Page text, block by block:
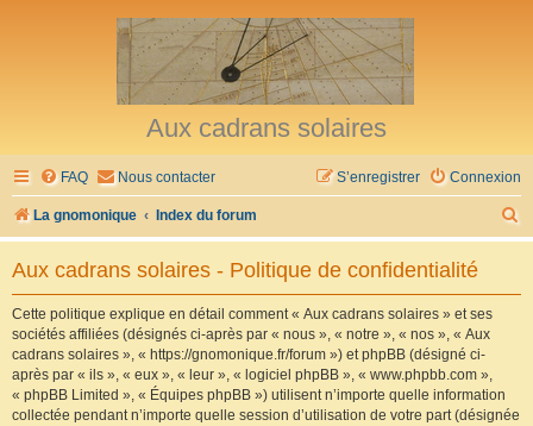
Aux cadrans solaires
FAQ Nous contacter Connexion
S’enregistrer
La gnomonique Index du forum
e
Aux cadrans solaires - Politique de confidentialité
Cette politique explique en détail comment « Aux cadrans solaires » et ses
sociétés affiliées (désignés ci-après par « nous », « notre », « nos », « Aux
cadrans solaires », « https://gnomonique.fr/forum ») et phpBB (désigné ci-
après par « ils », « eux », « leur », « logiciel phpBB », « www.phpbb.com »,
« phpBB Limited », « Équipes phpBB ») utilisent n’importe quelle information
collectée pendant n’importe quelle session d’utilisation de votre part (désignée